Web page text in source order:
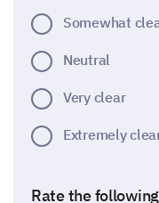
Somewhat
Neutral
Very clear
Extremely
Rate the